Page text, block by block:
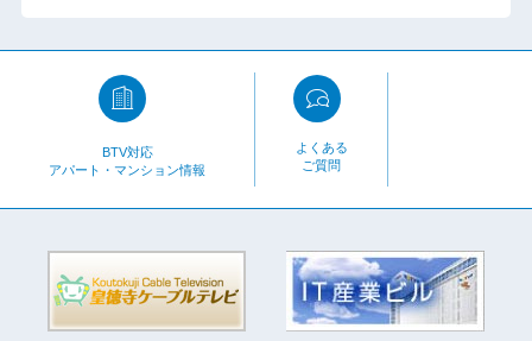
BTV対応
アパート・マンション情報
よくある
ご質問